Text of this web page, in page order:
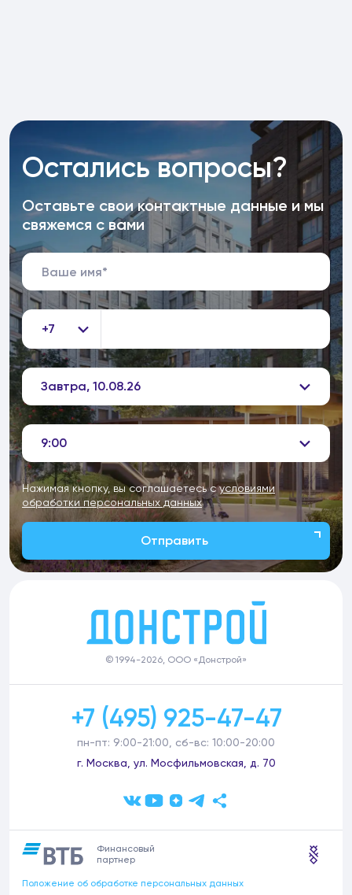
Остались вопросы?
Оставьте свои контактные данные и мы
свяжемся с вами
+7
Завтра, 10.08.26
9:00
Нажимая кнопку, вы соглашаетесь сусловиями
обработки персональных данных
Отправить
© 1994-2026, ООО «Донстрой»
+7 (495) 925-47-47
пн-пт: 9:00-21:00, сб-вс: 10:00-20:00
г. Москва, ул. Мосфильмовская, д. 70
Финансовый
партнер
Положение об обработке персональных данных